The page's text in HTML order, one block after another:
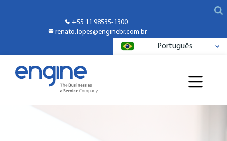
+55 11 98535-1300
renato.lopes@enginebr.com.br
Português